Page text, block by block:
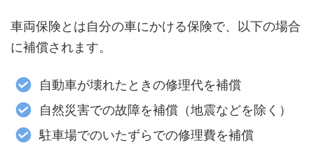
車両保険とは自分の車にかける保険で、以下の場合
に補償されます。
自動車が壊れたときの修理代を補償
自然災害での故障を補償（地震などを除く）
駐車場でのいたずらでの修理費を補償